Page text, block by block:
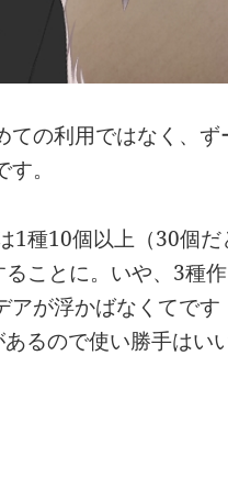
の利用ではなく、ず
。
1種10個以上（30個だ
ことに。いや、3種
アが浮かばなくてです
るので使い勝手はい